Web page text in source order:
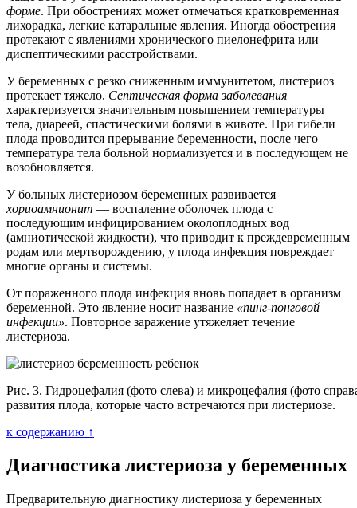
форме. При обострениях может отмечаться кратковременная
лихорадка, легкие катаральные явления. Иногда обострения
протекают с явлениями хронического пиелонефрита или
диспептическими расстройствами.
У беременных с резко сниженным иммунитетом, листериоз
протекает тяжело. Септическая форма заболевания
характеризуется значительным повышением температуры
тела, диареей, спастическими болями в животе. При гибели
плода проводится прерывание беременности, после чего
температура тела больной нормализуется и в последующем не
возобновляется.
У больных листериозом беременных развивается
хориоамнионит — воспаление оболочек плода с
последующим инфицированием околоплодных вод
(амниотической жидкости), что приводит к преждевременным
родам или мертворождению, у плода инфекция повреждает
многие органы и системы.
От пораженного плода инфекция вновь попадает в организм
беременной. Это явление носит название «пинг-понговой
инфекции». Повторное заражение утяжеляет течение
листериоза.
Рис. 3. Гидроцефалия (фото слева) и микроцефалия (фото
развития плода, которые часто встречаются при листериозе.
к содержанию ↑
Диагностика листериоза у беременных
Предварительную диагностику листериоза у беременных